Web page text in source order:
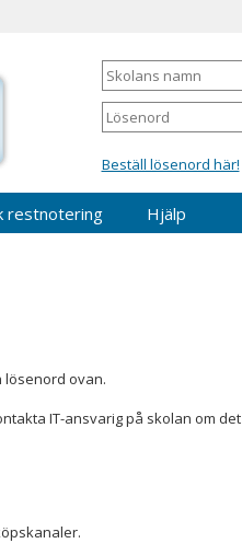
Skolans
namn
Lösenord
Beställ lösenord här!
restnotering Hjälp
lösenord ovan.
IT-ansvarig på skolan om det